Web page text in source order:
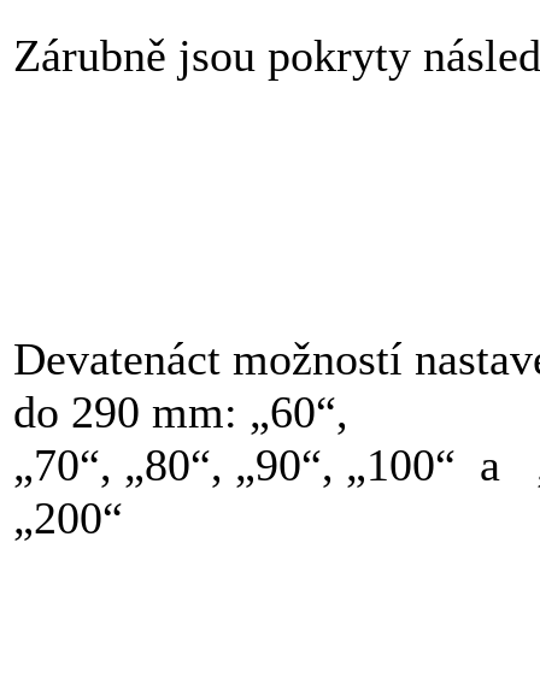
Zárubně jsou pokryty
Devatenáct možností
do 290 mm: „60“,
„70“, „80“, „90“, „100“ a
„200“